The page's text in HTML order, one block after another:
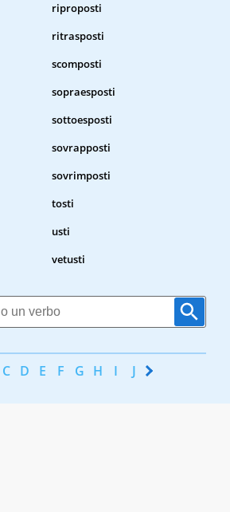
riproposti
ritrasposti
scomposti
sopraesposti
sottoesposti
sovrapposti
sovrimposti
tosti
usti
vetusti
C D E F G H I J K